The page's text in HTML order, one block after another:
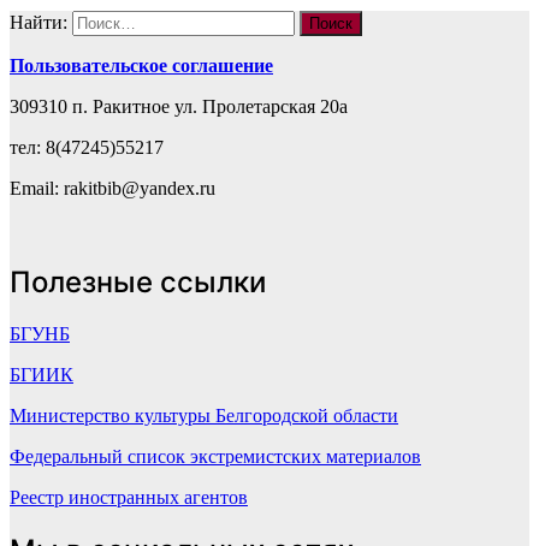
Найти:
Пользовательское соглашение
309310 п. Ракитное ул. Пролетарская 20а
тел: 8(47245)55217
Email: rakitbib@yandex.ru
Полезные ссылки
БГУНБ
БГИИК
Министерство культуры Белгородской области
Федеральный список экстремистских материалов
Реестр иностранных агентов